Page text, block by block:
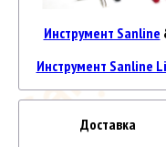
Инструмент Sanline
Инструмент Sanline
Доставка